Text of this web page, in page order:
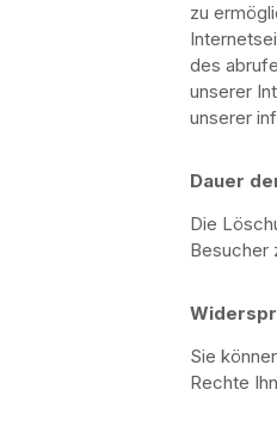
zu
des
unserer
unserer
Dauer
Die
Besucher
Sie
Rechte